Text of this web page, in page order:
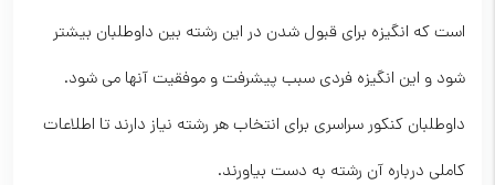
است که انگیزه برای قبول شدن در این رشته بین داوطلبان بیشتر
شود و این انگیزه فردی سبب پیشرفت و موفقیت آنها می شود.
داوطلبان کنکور سراسری برای انتخاب هر رشته نیاز دارند تا اطلاعات
کاملی درباره آن رشته به دست بیاورند.